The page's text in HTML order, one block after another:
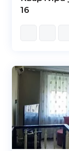
16